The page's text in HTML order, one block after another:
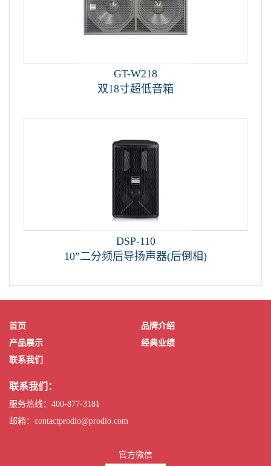
GT-W218
双18寸超低音箱
DSP-110
10”二分频后导扬声器(后倒相)
首页
品牌介绍
产品展示
经典业绩
联系我们
联系我们：
服务热线：400-877-3181
邮箱：contactprodio@prodio.com
官方微信